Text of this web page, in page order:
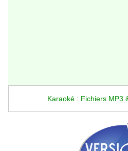
Karaoké : Fichiers MP3